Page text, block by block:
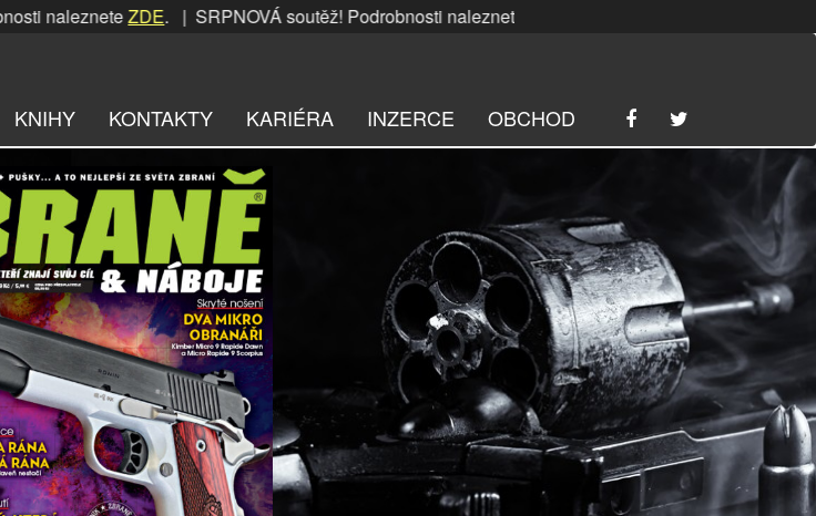
ZDE. | SRPNOVÁ soutěž! Podrobnosti nalezneteZDE. | SRPNOVÁ soutěž! Podrobnosti
KNIHY KONTAKTY KARIÉRA INZERCE OBCHOD